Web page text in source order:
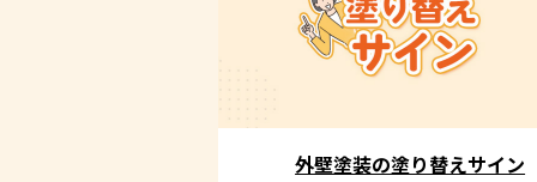
外壁塗装の塗り替えサイン